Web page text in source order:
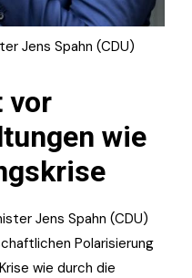
Jens Spahn (CDU)
vor
wie
Jens Spahn (CDU)
Polarisierung
wie durch die